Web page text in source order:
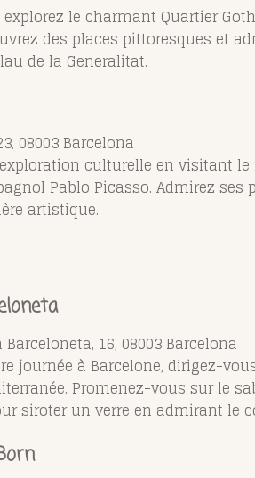
explorez le charmant Quartier
des places pittoresques et
de la Generalitat.
08003 Barcelona
culturelle en visitant
Pablo Picasso. Admirez
artistique.
16, 08003 Barcelona
journée à Barcelone, dirigez-
Promenez-vous sur le
siroter un verre en admirant le